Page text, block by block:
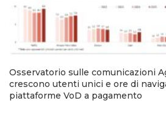
Osservatorio sulle comunicazioni
crescono utenti unici e ore di
piattaforme VoD a pagamento